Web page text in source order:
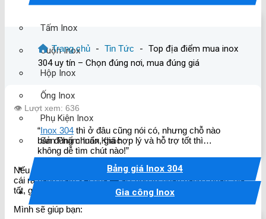
Tấm Inox
Cuộn Inox
Hộp Inox
Ống Inox
Phụ Kiện Inox
Sản Phẩm Inox Khác
Bảng giá Inox 304
Gia công Inox
Trang chủ - Tin Tức - Top địa điểm mua inox
304 uy tín – Chọn đúng nơi, mua đúng giá
👁️ Lượt xem: 636
“Inox 304 thì ở đâu cũng nói có, nhưng chỗ nào
bán đúng chuẩn, giá hợp lý và hỗ trợ tốt thì…
không dễ tìm chút nào!”
Nếu bạn từng bối rối khi cần muainox304 mà Google một
cái ra hàng trăm kết quả — ai cũng tự nhận hàng chuẩn, giá
tốt, giao hàng nhanh — thì bài viết này là dành cho bạn.
Mình sẽ giúp bạn: